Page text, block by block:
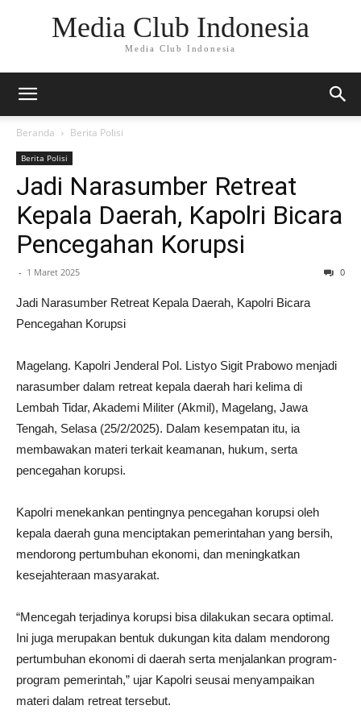
Media Club Indonesia
Media Club Indonesia
Beranda Berita Polisi
Berita Polisi
Jadi Narasumber Retreat
Kepala Daerah, Kapolri Bicara
Pencegahan Korupsi
- 1 Maret 2025 0
Jadi Narasumber Retreat Kepala Daerah, Kapolri Bicara
Pencegahan Korupsi
Magelang. Kapolri Jenderal Pol. Listyo Sigit Prabowo menjadi
narasumber dalam retreat kepala daerah hari kelima di
Lembah Tidar, Akademi Militer (Akmil), Magelang, Jawa
Tengah, Selasa (25/2/2025). Dalam kesempatan itu, ia
membawakan materi terkait keamanan, hukum, serta
pencegahan korupsi.
Kapolri menekankan pentingnya pencegahan korupsi oleh
kepala daerah guna menciptakan pemerintahan yang bersih,
mendorong pertumbuhan ekonomi, dan meningkatkan
kesejahteraan masyarakat.
“Mencegah terjadinya korupsi bisa dilakukan secara optimal.
Ini juga merupakan bentuk dukungan kita dalam mendorong
pertumbuhan ekonomi di daerah serta menjalankan program-
program pemerintah,” ujar Kapolri seusai menyampaikan
materi dalam retreat tersebut.